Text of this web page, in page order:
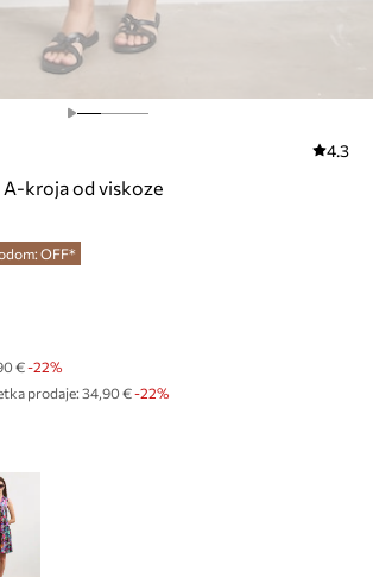
4.3
A-kroja od viskoze
OFF*
€-22%
prodaje: 34,90 € -22%